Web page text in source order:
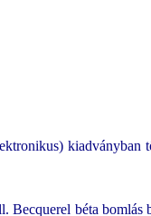
kiadványban
béta